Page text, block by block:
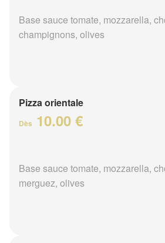
Base sauce tomate, mozzarella,
champignons, olives
Pizza orientale
Dès 10.00 €
Base sauce tomate, mozzarella,
merguez, olives